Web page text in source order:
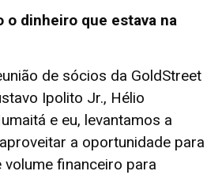
o dinheiro que estava na
de sócios da GoldStreet
Ipolito Jr., Hélio
e eu, levantamos a
a oportunidade para
financeiro para